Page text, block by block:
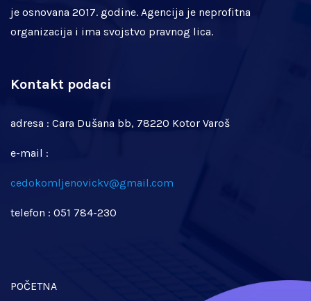
je osnovana 2017. godine. Agencija je neprofitna
organizacija i ima svojstvo pravnog lica.
Kontakt podaci
adresa : Cara Dušana bb, 78220 Kotor Varoš
e-mail :
cedokomljenovickv@gmail.com
telefon : 051 784-230
POČETNA